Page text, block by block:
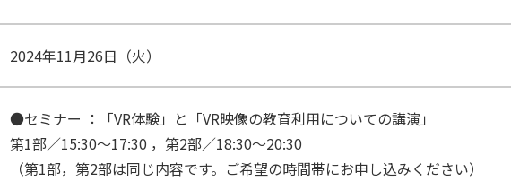
2024年11月26日（火）
●セミナー ：「VR体験」と「VR映像の教育利用についての講演」
第1部／15:30～17:30 ，第2部／18:30～20:30
（第1部，第2部は同じ内容です。ご希望の時間帯にお申し込みください）